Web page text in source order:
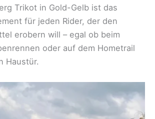
Trikot in Gold-Gelb ist das
für jeden Rider, der den
erobern will – egal ob beim
oder auf dem Hometrail
Haustür.